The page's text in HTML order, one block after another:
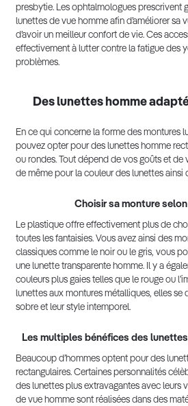
presbytie. Les ophtalmologues prescrivent
lunettes de vue homme afin d’améliorer sa
d’avoir un meilleur confort de vie. Ces
effectivement à lutter contre la fatigue des
problèmes.
Des lunettes homme
En ce qui concerne la forme des montures
pouvez opter pour des lunettes homme
ou rondes. Tout dépend de vos goûts et de
de même pour la couleur des lunettes ainsi
Choisir sa monture
Le plastique offre effectivement plus de
toutes les fantaisies. Vous avez ainsi des
classiques comme le noir ou le gris, vous
une lunette transparente homme. Il y a
couleurs plus gaies telles que le rouge ou
lunettes aux montures métalliques, elles se
sobre et leur style intemporel.
Les multiples bénéfices des
Beaucoup d’hommes optent pour des
rectangulaires. Certaines personnalités
des lunettes plus extravagantes avec leurs
de vue homme sont réalisées dans des